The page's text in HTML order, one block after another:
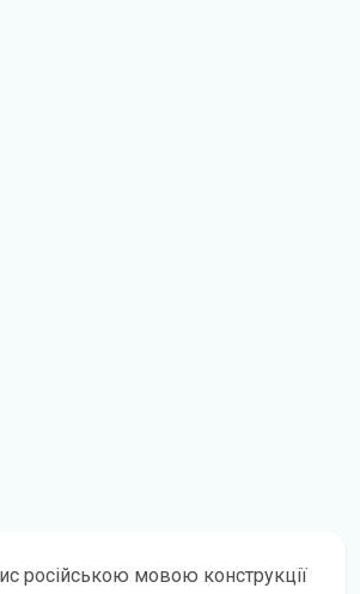
російською мовою конструкції